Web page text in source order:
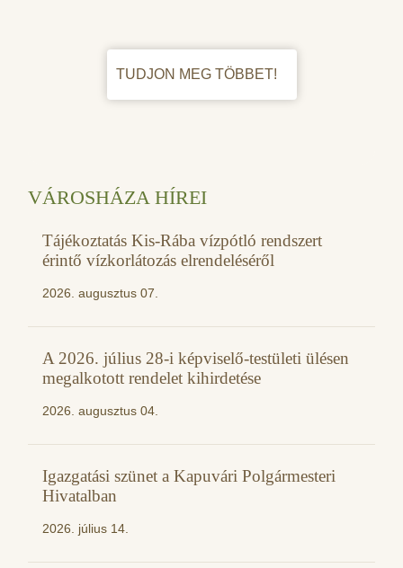
TUDJON MEG TÖBBET!
VÁROSHÁZA HÍREI
Tájékoztatás Kis-Rába vízpótló rendszert
érintő vízkorlátozás elrendeléséről
2026. augusztus 07.
A 2026. július 28-i képviselő-testületi ülésen
megalkotott rendelet kihirdetése
2026. augusztus 04.
Igazgatási szünet a Kapuvári Polgármesteri
Hivatalban
2026. július 14.